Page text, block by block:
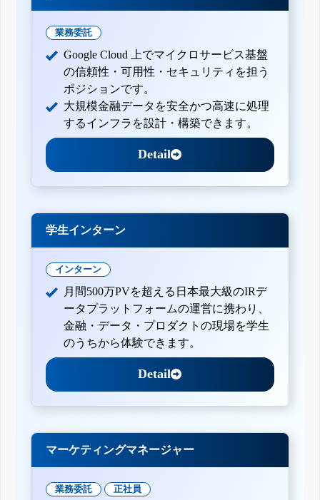
業務委託
Google Cloud 上でマイクロサービス基盤
の信頼性・可用性・セキュリティを担う
ポジションです。
大規模金融データを安全かつ高速に処理
するインフラを設計・構築できます。
Detail
学生インターン
インターン
月間500万PVを超える日本最大級のIRデ
ータプラットフォームの運営に携わり、
金融・データ・プロダクトの現場を学生
のうちから体験できます。
Detail
マーケティングマネージャー
業務委託 正社員